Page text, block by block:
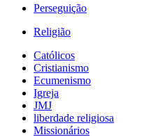
Perseguição
Religião
Católicos
Cristianismo
Ecumenismo
Igreja
JMJ
liberdade religiosa
Missionários